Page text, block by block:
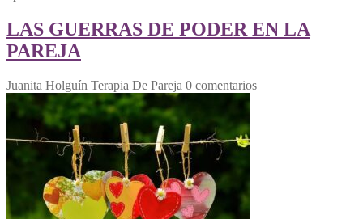
LAS GUERRAS DE PODER EN LA
PAREJA
Juanita Holguín Terapia De Pareja 0 comentarios